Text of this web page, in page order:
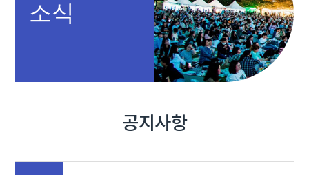
소식
공지사항